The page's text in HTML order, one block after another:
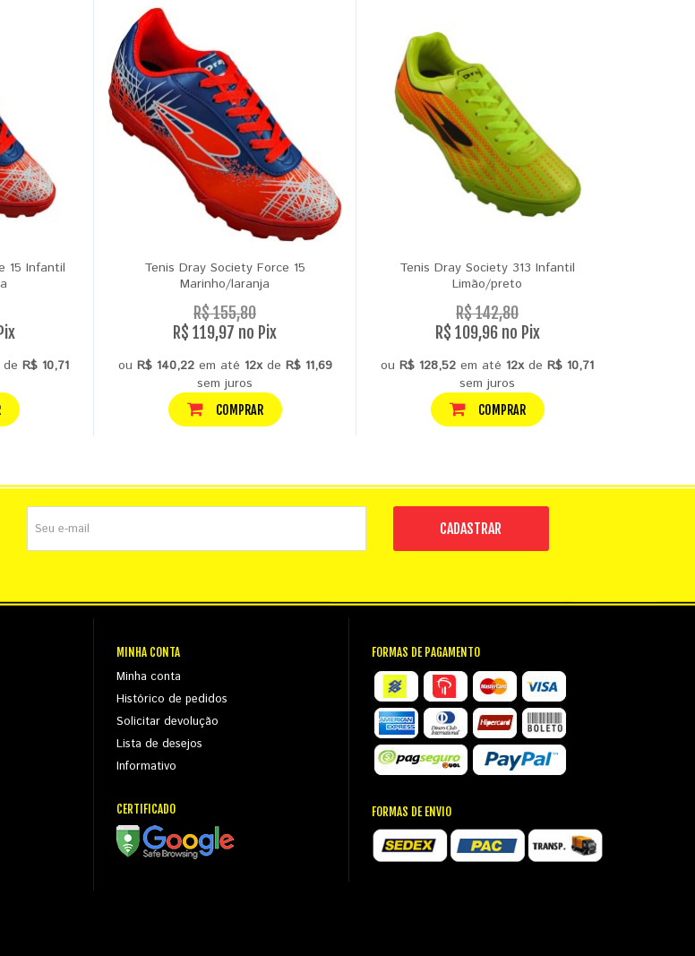
15 Infantil
de R$ 10,71
Tenis Dray Society Force 15
Marinho/laranja
R$ 155,80
R$ 119,97 no Pix
ou R$ 140,22em até 12xde R$ 11,69
sem juros
COMPRAR
Tenis Dray Society 313 Infantil
Limão/preto
R$ 142,80
R$ 109,96 no Pix
ou R$ 128,52 em até 12xde R$ 10,71
sem juros
COMPRAR
CADASTRAR
MINHA CONTA
Minha conta
Histórico de pedidos
Solicitar devolução
Lista de desejos
Informativo
CERTIFICADO
FORMAS DE PAGAMENTO
FORMAS DE ENVIO